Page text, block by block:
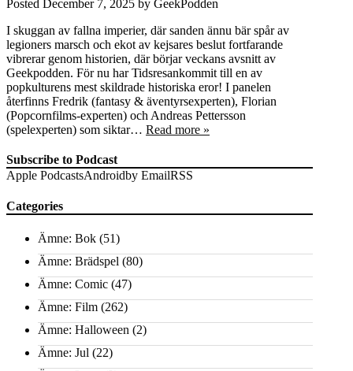
Posted December 7, 2025 by GeekPodden
I skuggan av fallna imperier, där sanden ännu bär spår av
legioners marsch och ekot av kejsares beslut fortfarande
vibrerar genom historien, där börjar veckans avsnitt av
Geekpodden. För nu har Tidsresankommit till en av
popkulturens mest skildrade historiska eror! I panelen
återfinns Fredrik (fantasy & äventyrsexperten), Florian
(Popcornfilms-experten) och Andreas Pettersson
(spelexperten) som siktar… Read more »
Subscribe to Podcast
Apple PodcastsAndroidby EmailRSS
Categories
Ämne: Bok (51)
Ämne: Brädspel (80)
Ämne: Comic (47)
Ämne: Film (262)
Ämne: Halloween (2)
Ämne: Jul (22)